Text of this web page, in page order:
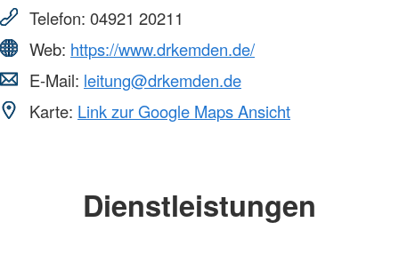
Telefon: 04921 20211
Web: https://www.drkemden.de/
E-Mail: leitung@drkemden.de
Karte: Link zur Google Maps Ansicht
Dienstleistungen